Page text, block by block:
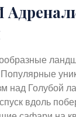
над Голубой
вдоль